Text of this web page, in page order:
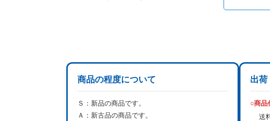
商品の程度について
Ｓ： 新品の商品です。
Ａ： 新古品の商品です。
出荷
○商品
送